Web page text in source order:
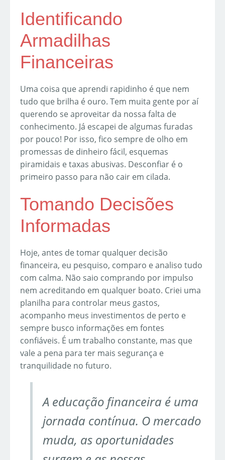
Identificando
Armadilhas
Financeiras
Uma coisa que aprendi rapidinho é que nem
tudo que brilha é ouro. Tem muita gente por aí
querendo se aproveitar da nossa falta de
conhecimento. Já escapei de algumas furadas
por pouco! Por isso, fico sempre de olho em
promessas de dinheiro fácil, esquemas
piramidais e taxas abusivas. Desconfiar é o
primeiro passo para não cair em cilada.
Tomando Decisões
Informadas
Hoje, antes de tomar qualquer decisão
financeira, eu pesquiso, comparo e analiso tudo
com calma. Não saio comprando por impulso
nem acreditando em qualquer boato. Criei uma
planilha para controlar meus gastos,
acompanho meus investimentos de perto e
sempre busco informações em fontes
confiáveis. É um trabalho constante, mas que
vale a pena para ter mais segurança e
tranquilidade no futuro.
A educação financeira é uma
jornada contínua. O mercado
muda, as oportunidades